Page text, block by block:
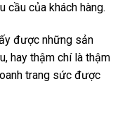
cầu của khách hàng.
được những sản
hay thậm chí là thậm
trang sức được